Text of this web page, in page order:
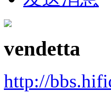
vendetta
http://